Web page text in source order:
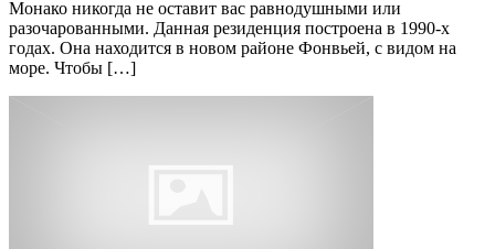
Монако никогда не оставит вас равнодушными или
разочарованными. Данная резиденция построена в 1990-х
годах. Она находится в новом районе Фонвьей, с видом на
море. Чтобы […]